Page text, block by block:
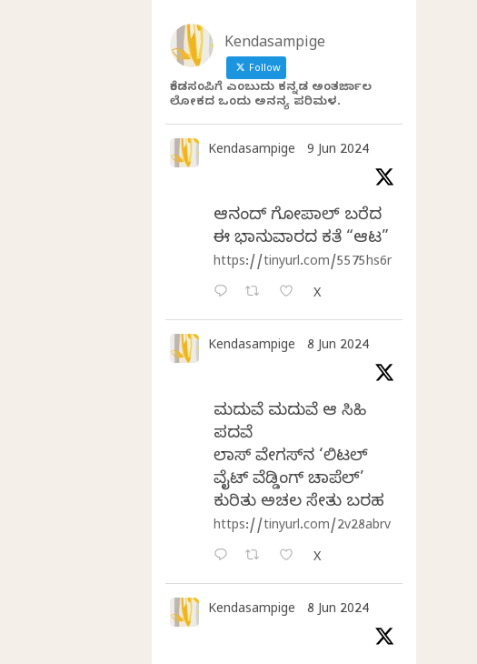
Kendasampige
Follow
ಕೆಂಡಸಂಪಿಗೆ ಎಂಬುದು ಕನ್ನಡ ಅಂತರ್ಜಾಲ
ಲೋಕದ ಒಂದು ಅನನ್ಯ ಪರಿಮಳ.
Kendasampige 9 Jun 2024
ಆನಂದ್‌ ಗೋಪಾಲ್‌ ಬರೆದ
ಈ ಭಾನುವಾರದ ಕತೆ “ಆಟ”
https://tinyurl.com/5575hs6r
X
Kendasampige 8 Jun 2024
ಮದುವೆ ಮದುವೆ ಆ ಸಿಹಿ
ಪದವೆ
ಲಾಸ್‌ ವೇಗಸ್‌ನ ‘ಲಿಟಲ್
ವೈಟ್ ವೆಡ್ಡಿಂಗ್ ಚಾಪೆಲ್’
ಕುರಿತು ಅಚಲ ಸೇತು ಬರಹ
https://tinyurl.com/2v28abrv
X
Kendasampige 8 Jun 2024